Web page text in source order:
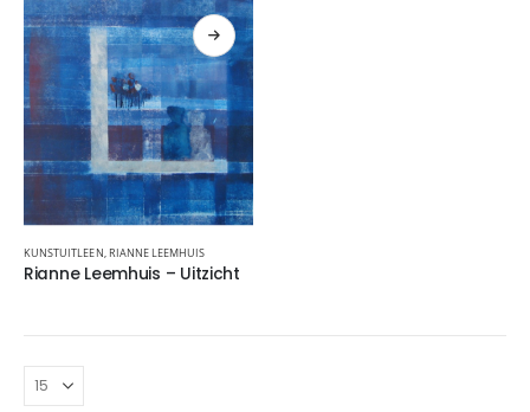
KUNSTUITLEEN, RIANNE LEEMHUIS
Rianne Leemhuis – Uitzicht